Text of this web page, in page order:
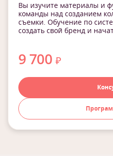
Вы изучите материалы и
команды над созданием
съемки. Обучение по
создать свой бренд и
9 700 ₽